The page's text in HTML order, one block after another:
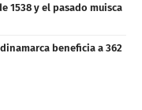
1538 y el pasado muisca
beneficia a 362